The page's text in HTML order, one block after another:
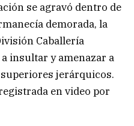
se agravó dentro de
demorada, la
Caballería
insultar y amenazar a
jerárquicos.
en video por